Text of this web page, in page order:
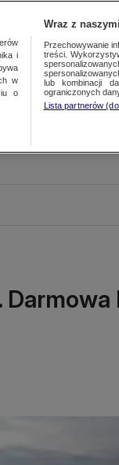
i
w
o
Wraz z
Przechowywanie
treści.
lub kombinacji
ograniczonych
Lista partnerów